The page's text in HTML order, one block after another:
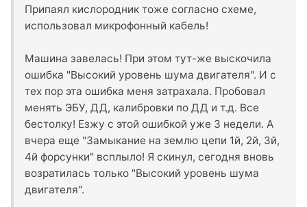
Припаял кислородник тоже согласно схеме,
использовал микрофонный кабель!
Машина завелась! При этом тут-же выскочила
ошибка "Высокий уровень шума двигателя". И с
тех пор эта ошибка меня затрахала. Пробовал
менять ЭБУ, ДД, калибровки по ДД и т.д. Все
бестолку! Езжу с этой ошибкой уже 3 недели. А
вчера еще "Замыкание на землю цепи 1й, 2й, 3й,
4й форсунки" всплыло! Я скинул, сегодня вновь
возратилась только "Высокий уровень шума
двигателя".